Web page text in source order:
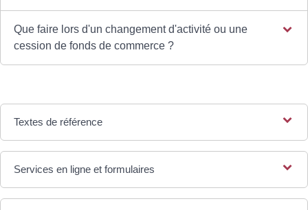
Que faire lors d'un changement d'activité ou une
cession de fonds de commerce ?
Textes de référence
Services en ligne et formulaires